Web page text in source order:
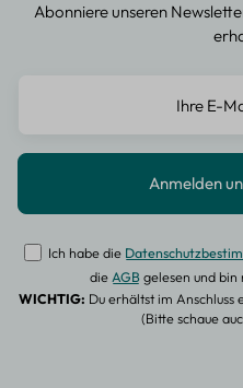
Abonniere unseren
Ich habe die
dieAGBgelesen und bin
WICHTIG: Du erhältst im
(Bitte schaue